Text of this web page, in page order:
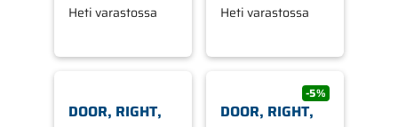
Heti varastossa Heti varastossa
DOOR, RIGHT,
-5%
DOOR, RIGHT,